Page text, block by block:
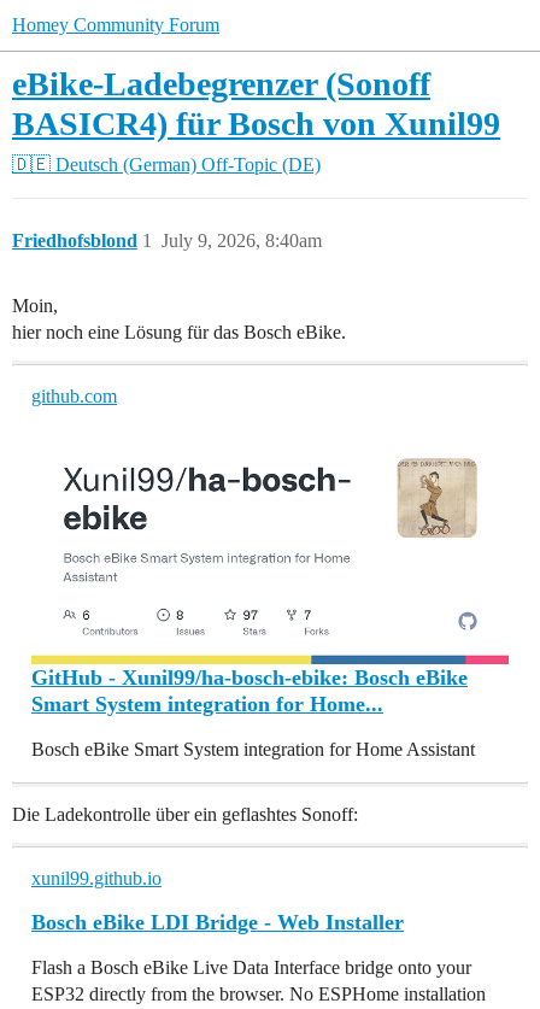
Homey Community Forum
eBike-Ladebegrenzer (Sonoff
BASICR4) für Bosch von Xunil99
🇩🇪 Deutsch (German) Off-Topic (DE)
Friedhofsblond July 9, 2026, 8:40am
1
Moin,
hier noch eine Lösung für das Bosch eBike.
github.com
GitHub - Xunil99/ha-bosch-ebike: Bosch eBike
Smart System integration for Home...
Bosch eBike Smart System integration for Home Assistant
Die Ladekontrolle über ein geflashtes Sonoff:
xunil99.github.io
Bosch eBike LDI Bridge - Web Installer
Flash a Bosch eBike Live Data Interface bridge onto your
ESP32 directly from the browser. No ESPHome installation